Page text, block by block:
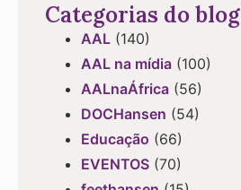
Categorias do blog
AAL (140)
AAL na mídia (100)
AALnaÁfrica (56)
DOCHansen (54)
Educação (66)
EVENTOS (70)